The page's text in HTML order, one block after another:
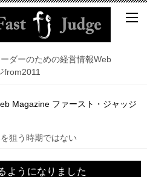
ダーのための経営情報Web
from2011
Magazine ファースト・ジャッジ
狙う時期ではない
ようになりました